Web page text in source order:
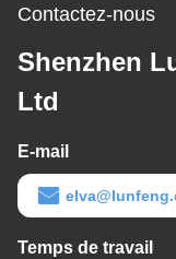
Contactez-nous
Shenzhen
Ltd
E-mail
Temps de travail